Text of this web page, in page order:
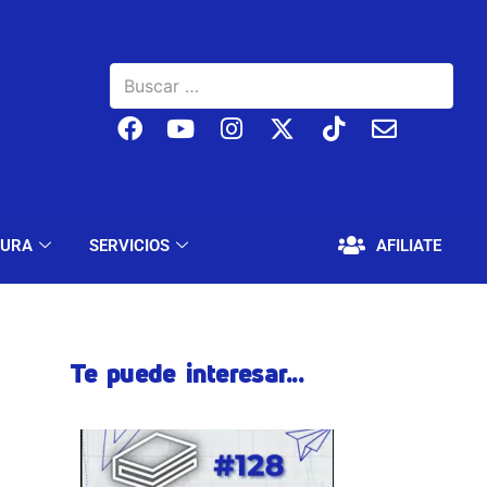
SERVICIOS AFILIATE
EDUCACIÓN Y CULTURA SERVICIOS
Te puede interesar...